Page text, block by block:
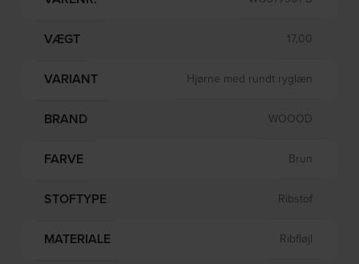
VÆGT 17,00
VARIANT Hjørne med rundt ryglæn
BRAND WOOOD
FARVE Brun
STOFTYPE Ribstof
MATERIALE Ribfløjl